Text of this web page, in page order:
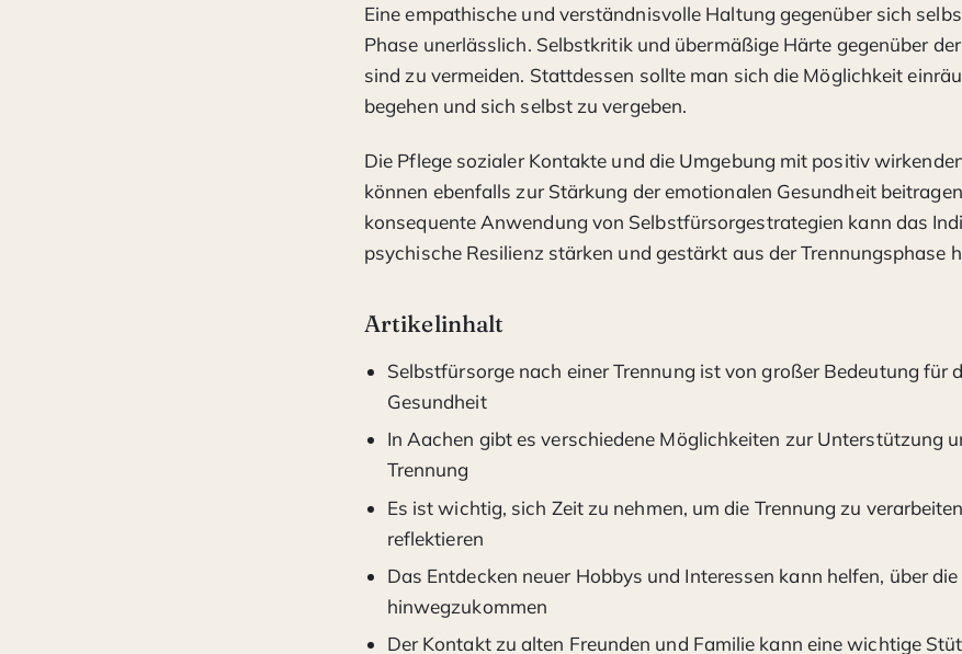
Eine empathische und verständnisvolle Haltung gegenüber sich
Phase unerlässlich. Selbstkritik und übermäßige Härte gegenüber
sind zu vermeiden. Stattdessen sollte man sich die Möglichkeit
begehen und sich selbst zu vergeben.
Die Pflege sozialer Kontakte und die Umgebung mit positiv
können ebenfalls zur Stärkung der emotionalen Gesundheit
konsequente Anwendung von Selbstfürsorgestrategien kann das
psychische Resilienz stärken und gestärkt aus der Trennungsphase
Artikelinhalt
Selbstfürsorge nach einer Trennung ist von großer Bedeutung für
Gesundheit
In Aachen gibt es verschiedene Möglichkeiten zur Unterstützung
Trennung
Es ist wichtig, sich Zeit zu nehmen, um die Trennung zu
reflektieren
Das Entdecken neuer Hobbys und Interessen kann helfen, über die
hinwegzukommen
Der Kontakt zu alten Freunden und Familie kann eine wichtige